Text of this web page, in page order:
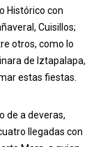
Histórico con
Cuisillos;
otros, como lo
de Iztapalapa,
estas fiestas.
de a deveras,
llegadas con